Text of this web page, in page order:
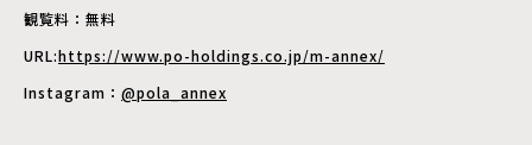
観覧料：無料
URL:https://www.po-holdings.co.jp/m-annex/
Instagram： @pola_annex